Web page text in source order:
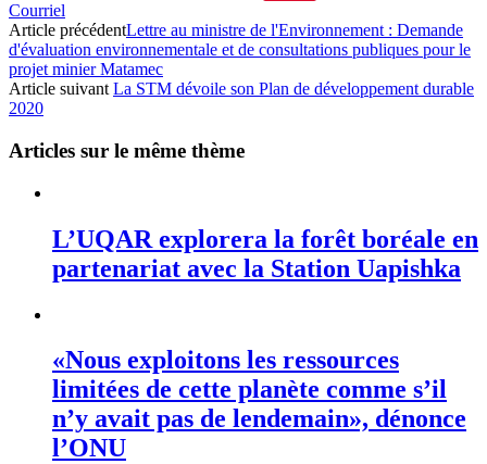
Courriel
Article précédentLettre au ministre de l'Environnement : Demande
d'évaluation environnementale et de consultations publiques pour le
projet minier Matamec
Article suivant La STM dévoile son Plan de développement durable
2020
Articles sur le même thème
L’UQAR explorera la forêt boréale en
partenariat avec la Station Uapishka
«Nous exploitons les ressources
limitées de cette planète comme s’il
n’y avait pas de lendemain», dénonce
l’ONU